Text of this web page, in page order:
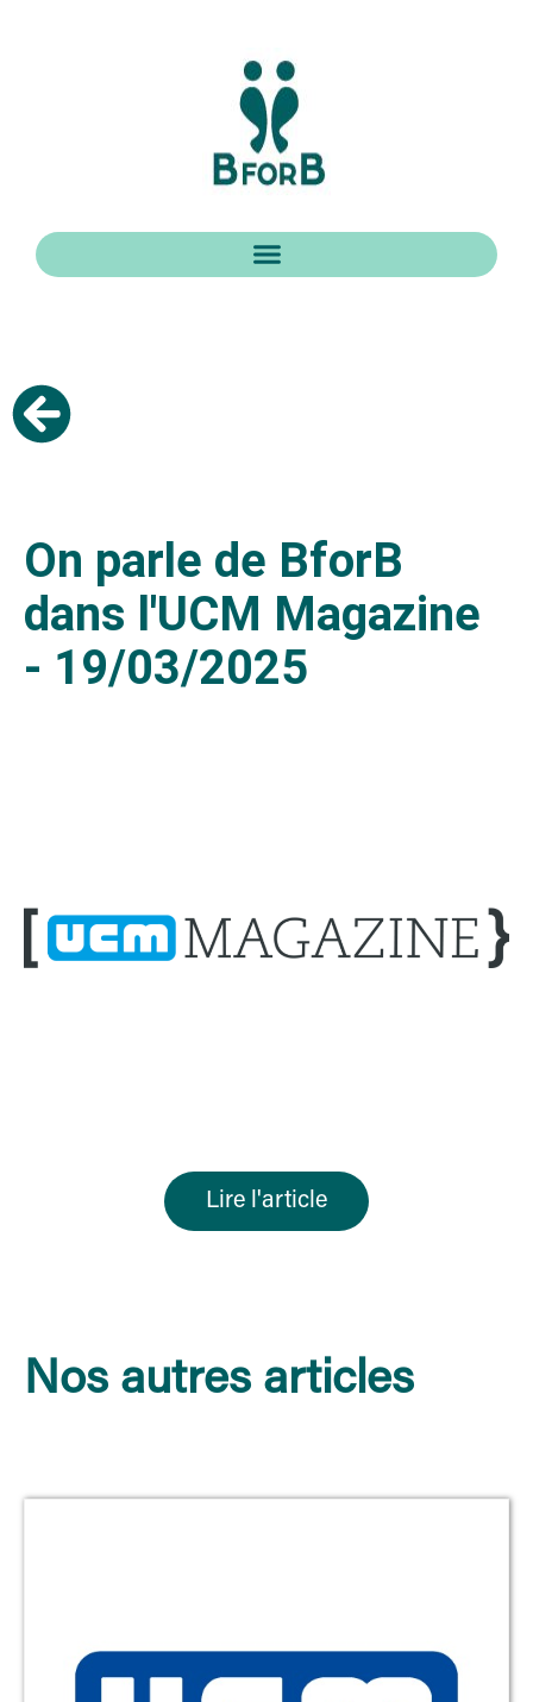
On parle de BforB
dans l'UCM Magazine
- 19/03/2025
Lire l'article
Nos autres articles